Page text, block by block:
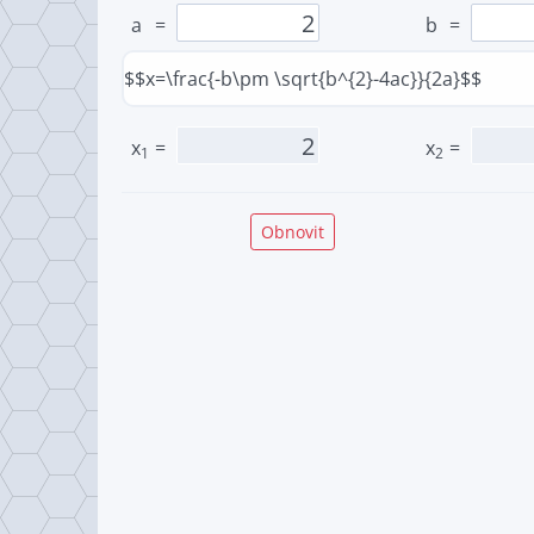
a = b =
$$x=\frac{-b\pm \sqrt{b^{2}-4ac}}{2a}$$
x1 = x2 =